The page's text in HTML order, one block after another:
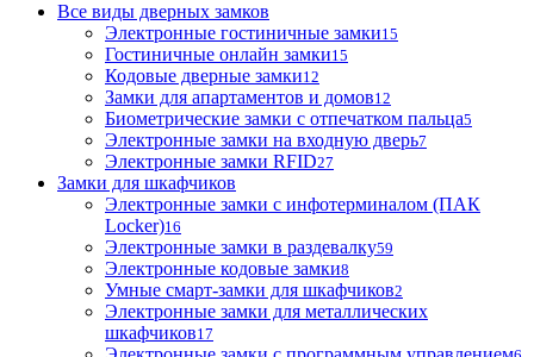
Все виды дверных замков
Электронные гостиничные замки15
Гостиничные онлайн замки15
Кодовые дверные замки12
Замки для апартаментов и домов12
Биометрические замки с отпечатком пальца5
Электронные замки на входную дверь7
Электронные замки RFID27
Замки для шкафчиков
Электронные замки с инфотерминалом (ПАК
Locker)16
Электронные замки в раздевалку59
Электронные кодовые замки8
Умные смарт-замки для шкафчиков2
Электронные замки для металлических
шкафчиков17